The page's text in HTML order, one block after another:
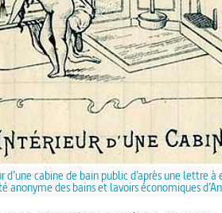
d’une cabine de bain public d’après une lettre
anonyme des bains et lavoirs économiques